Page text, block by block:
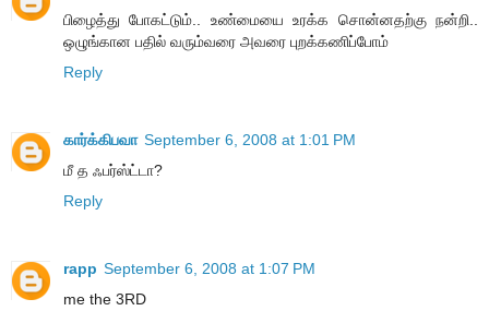
பிழைத்து போகட்டும்.. உண்மையை உரக்க சொன்னதற்கு நன்றி..
ஒழுங்கான பதில் வரும்வரை அவரை புறக்கணிப்போம்
Reply
கார்க்கிபவா September 6, 2008 at 1:01 PM
மீ த ஃபர்ஸ்ட்டா?
Reply
rapp September 6, 2008 at 1:07 PM
me the 3RD